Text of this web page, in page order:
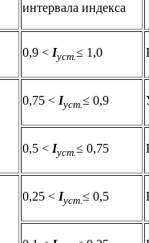
интервала индекса
0,9 < Iуст.≤ 1,0
0,75 < Iуст.≤ 0,9
0,5 < Iуст.≤ 0,75
0,25 < Iуст.≤ 0,5